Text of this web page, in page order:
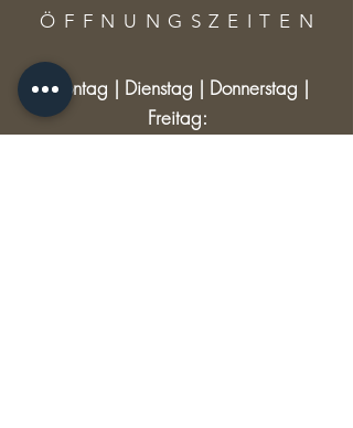
ÖFFNUNGSZEITE N
Montag | Dienstag | Donnerstag |
Freitag: